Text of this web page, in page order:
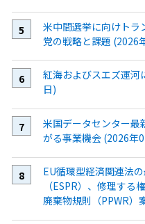
米中間選挙に向けトラ
党の戦略と課題 (2026
紅海およびスエズ運河
日)
米国データセンター最
がる事業機会 (2026年
EU循環型経済関連法
（ESPR）、修理す
廃棄物規則（PPWR）